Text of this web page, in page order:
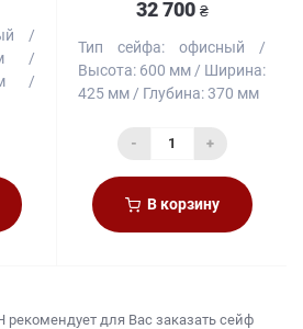
32 700 ₴
Тип сейфа:
офисный
Высота: 600 мм
Ширина:
425 мм
Глубина:370 мм
- +
В корзину
для Вас заказать сейф